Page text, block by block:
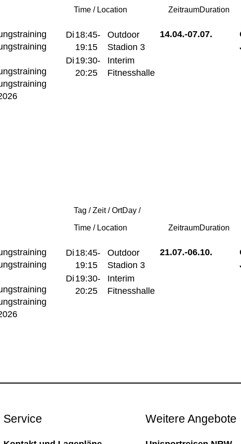
Time / Location ZeitraumDuration
Di18:45-
19:15
Outdoor
Stadion 3
Di19:30-
20:25
Interim
Fitnesshalle
14.04.-07.07.
Tag / Zeit / OrtDay /
Time / Location ZeitraumDuration
Di18:45-
19:15
Outdoor
Stadion 3
Di19:30-
20:25
Interim
Fitnesshalle
21.07.-06.10.
Service Weitere Angebote